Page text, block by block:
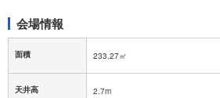
会場情報
面積 233.27㎡
天井高 2.7m